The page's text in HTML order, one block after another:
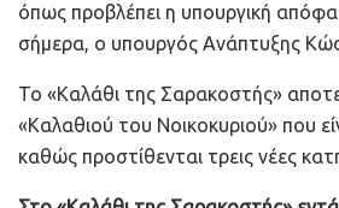
όπως προβλέπει η υπουργική
σήμερα, ο υπουργός Ανάπτυξης
Το «Καλάθι της Σαρακοστής»
«Καλαθιού του Νοικοκυριού» που
καθώς προστίθενται τρεις νέες